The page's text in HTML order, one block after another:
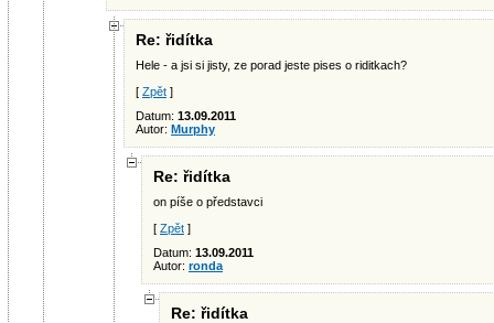
Re: řidítka
Hele - a jsi si jisty, ze porad jeste pises o riditkach?
[ Zpět ]
Datum: 13.09.2011
Autor: Murphy
Re: řidítka
on píše o představci
[ Zpět ]
Datum: 13.09.2011
Autor: ronda
Re: řidítka